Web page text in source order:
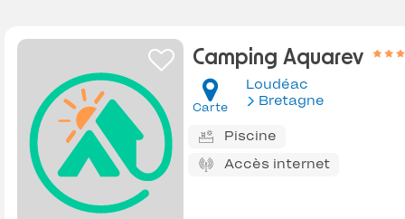
Camping Aquarev
Carte
Loudéac
Bretagne
Piscine
Accès internet